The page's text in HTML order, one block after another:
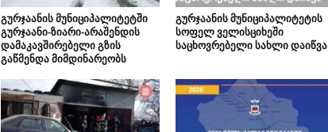
გურჯაანის მუნიციპალიტეტში
გურჯაანი-ზიარი-არაშენდის
დამაკავშირებელი გზის
გაწმენდა მიმდინარეობს
გურჯაანის მუნიციპალიტეტის
სოფელ ველისციხეში
საცხოვრებელი სახლი დაიწვა